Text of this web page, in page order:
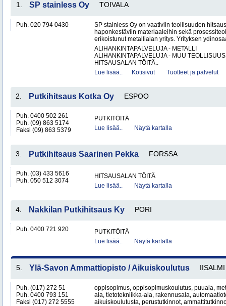
1. SP stainless Oy TOIVALA
Puh. 020 794 0430
SP stainless Oy on vaativiin teollisuuden
haponkestäviin materiaaleihin sekä
erikoistunut metallialan yritys. Yrityksen
ALIHANKINTAPALVELUJA - METALLI
ALIHANKINTAPALVELUJA - MUU TEOLLISUUS
HITSAUSALAN TÖITÄ..
Lue lisää..
Kotisivut Tuotteet ja palvelut
2. Putkihitsaus Kotka Oy ESPOO
Puh. 0400 502 261
Puh. (09) 863 5174
Faksi (09) 863 5379
PUTKITÖITÄ
Lue lisää..
Näytä kartalla
3. Putkihitsaus Saarinen Pekka FORSSA
Puh. (03) 433 5616
Puh. 050 512 3074
HITSAUSALAN TÖITÄ
Lue lisää..
Näytä kartalla
4. Nakkilan Putkihitsaus Ky PORI
Puh. 0400 721 920
PUTKITÖITÄ
Lue lisää..
Näytä kartalla
5. Ylä-Savon Ammattiopisto / Aikuiskoulutus IISALMI
Puh. (017) 272 51
Puh. 0400 793 151
Faksi (017) 272 5555
oppisopimus, oppisopimuskoulutus, puuala,
ala, tietotekniikka-ala, rakennusala,
aikuiskoulutusta, perustutkinnot,